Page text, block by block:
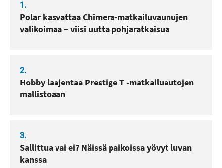
1.
Polar kasvattaa Chimera-matkailuvaunujen
valikoimaa – viisi uutta pohjaratkaisua
2.
Hobby laajentaa Prestige T -matkailuautojen
mallistoaan
3.
Sallittua vai ei? Näissä paikoissa yövyt luvan
kanssa